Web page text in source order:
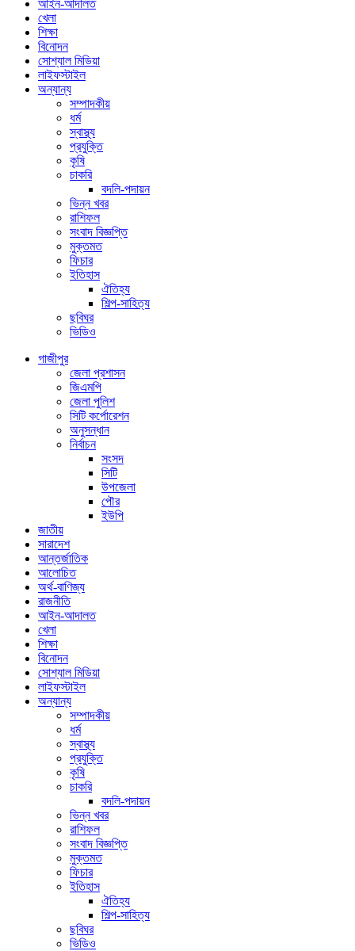
আইন-আদালত
খেলা
শিক্ষা
বিনোদন
সোশ্যাল মিডিয়া
লাইফস্টাইল
অন্যান্য
সম্পাদকীয়
ধর্ম
স্বাস্থ্য
প্রযুক্তি
কৃষি
চাকরি
বদলি-পদায়ন
ভিন্ন খবর
রাশিফল
সংবাদ বিজ্ঞপ্তি
মুক্তমত
ফিচার
ইতিহাস
ঐতিহ্য
শিল্প-সাহিত্য
ছবিঘর
ভিডিও
গাজীপুর
জেলা প্রশাসন
জিএমপি
জেলা পুলিশ
সিটি কর্পোরেশন
অনুসন্ধান
নির্বাচন
সংসদ
সিটি
উপজেলা
পৌর
ইউপি
জাতীয়
সারাদেশ
আন্তর্জাতিক
আলোচিত
অর্থ-বাণিজ্য
রাজনীতি
আইন-আদালত
খেলা
শিক্ষা
বিনোদন
সোশ্যাল মিডিয়া
লাইফস্টাইল
অন্যান্য
সম্পাদকীয়
ধর্ম
স্বাস্থ্য
প্রযুক্তি
কৃষি
চাকরি
বদলি-পদায়ন
ভিন্ন খবর
রাশিফল
সংবাদ বিজ্ঞপ্তি
মুক্তমত
ফিচার
ইতিহাস
ঐতিহ্য
শিল্প-সাহিত্য
ছবিঘর
ভিডিও